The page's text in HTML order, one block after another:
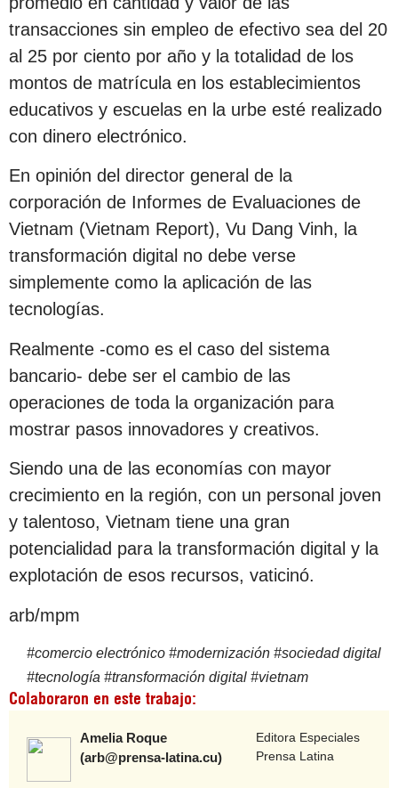
transacciones sin empleo de efectivo sea del 20
al 25 por ciento por año y la totalidad de los
montos de matrícula en los establecimientos
educativos y escuelas en la urbe esté realizado
con dinero electrónico.
En opinión del director general de la
corporación de Informes de Evaluaciones de
Vietnam (Vietnam Report), Vu Dang Vinh, la
transformación digital no debe verse
simplemente como la aplicación de las
tecnologías.
Realmente -como es el caso del sistema
bancario- debe ser el cambio de las
operaciones de toda la organización para
mostrar pasos innovadores y creativos.
Siendo una de las economías con mayor
crecimiento en la región, con un personal joven
y talentoso, Vietnam tiene una gran
potencialidad para la transformación digital y la
explotación de esos recursos, vaticinó.
arb/mpm
#comercio electrónico #modernización #sociedad digital
#tecnología #transformación digital #vietnam
Colaboraron en este trabajo:
Amelia Roque
(arb@prensa-latina.cu)
Editora Especiales
Prensa Latina